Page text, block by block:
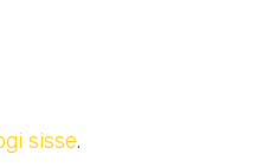
sisse.